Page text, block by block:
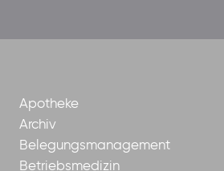
Apotheke
Archiv
Belegungsmanagement
Betriebsmedizin